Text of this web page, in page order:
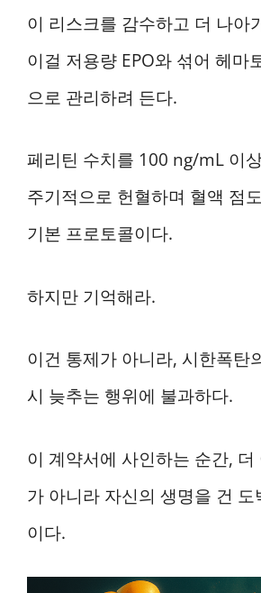
이 리스크를 감수하고 더 나아
이걸 저용량 EPO와 섞어 헤마
으로 관리하려 든다.
페리틴 수치를 100 ng/mL 이
주기적으로 헌혈하며 혈액 점
기본 프로토콜이다.
하지만 기억해라.
이건 통제가 아니라, 시한폭탄
시 늦추는 행위에 불과하다.
이 계약서에 사인하는 순간, 더
가 아니라 자신의 생명을 건 도
이다.